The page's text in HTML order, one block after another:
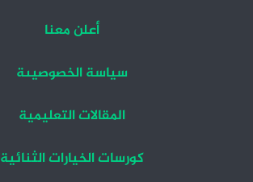
أعلن معنا
سياسة الخصوصيىة
المقالات التعليمية
كورسات الخيارات الثنائية